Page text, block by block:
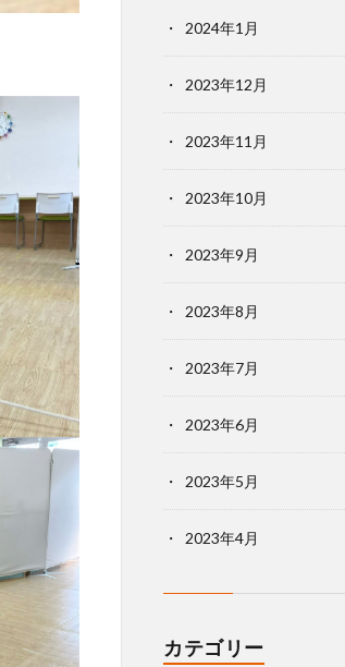
2024年1月
2023年12月
2023年11月
2023年10月
2023年9月
2023年8月
2023年7月
2023年6月
2023年5月
2023年4月
カテゴリー